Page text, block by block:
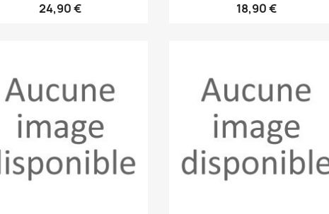
24,90 € 18,90 €